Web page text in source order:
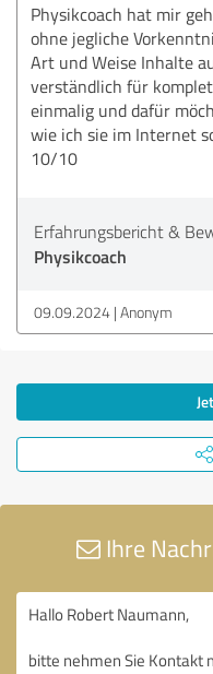
Physikcoach hat mir
ohne jegliche
Art und Weise Inhalte
verständlich für
einmalig und dafür
wie ich sie im Internet
10/10
Erfahrungsbericht &
Physikcoach
09.09.2024 Anonym
Ihre